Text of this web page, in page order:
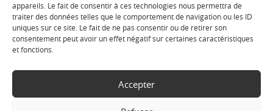
appareils. Le fait de consentir à ces technologies nous permettra de
traiter des données telles que le comportement de navigation ou les ID
uniques sur ce site. Le fait de ne pas consentir ou de retirer son
consentement peut avoir un effet négatif sur certaines caractéristiques
et fonctions.
Accepter
Copyright Ⓒ
Politique de
- Réalisation :Sukellos - Agence web WordPress -